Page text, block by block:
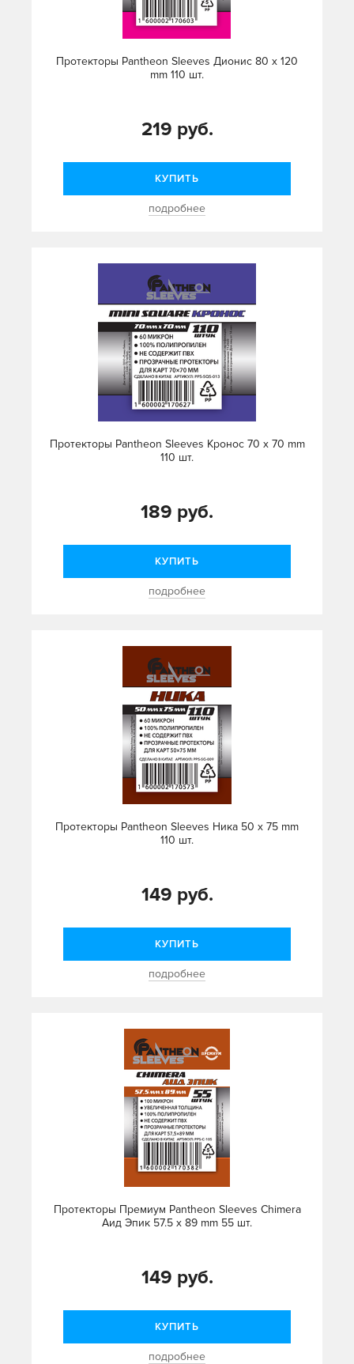
Протекторы Pantheon Sleeves Дионис 80 х 120
mm 110 шт.
219 руб.
КУПИТЬ
подробнее
Протекторы Pantheon Sleeves Кронос 70 х 70 mm
110 шт.
189 руб.
КУПИТЬ
подробнее
Протекторы Pantheon Sleeves Ника 50 х 75 mm
110 шт.
149 руб.
КУПИТЬ
подробнее
Протекторы Премиум Pantheon Sleeves Chimera
Аид Эпик 57.5 x 89 mm 55 шт.
149 руб.
КУПИТЬ
подробнее